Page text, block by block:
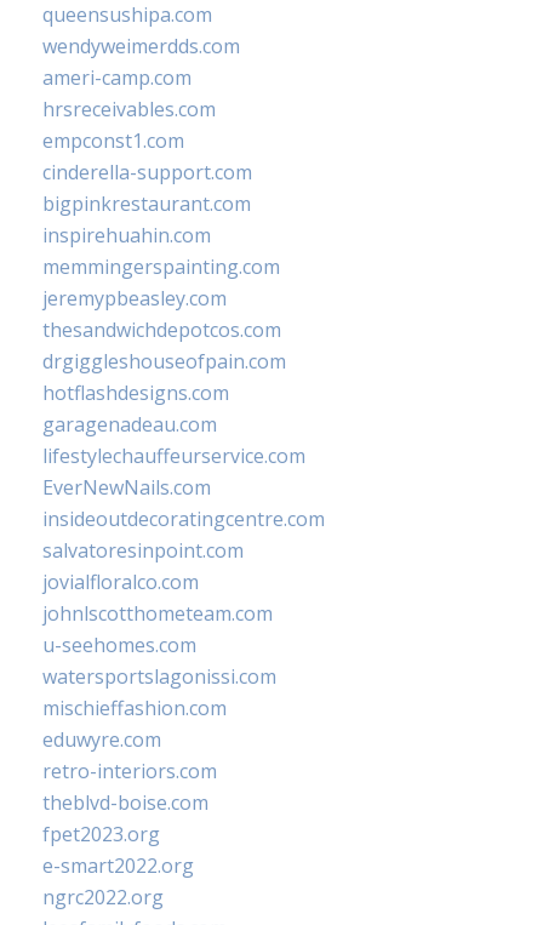
queensushipa.com
wendyweimerdds.com
ameri-camp.com
hrsreceivables.com
empconst1.com
cinderella-support.com
bigpinkrestaurant.com
inspirehuahin.com
memmingerspainting.com
jeremypbeasley.com
thesandwichdepotcos.com
drgiggleshouseofpain.com
hotflashdesigns.com
garagenadeau.com
lifestylechauffeurservice.com
EverNewNails.com
insideoutdecoratingcentre.com
salvatoresinpoint.com
jovialfloralco.com
johnlscotthometeam.com
u-seehomes.com
watersportslagonissi.com
mischieffashion.com
eduwyre.com
retro-interiors.com
theblvd-boise.com
fpet2023.org
e-smart2022.org
ngrc2022.org